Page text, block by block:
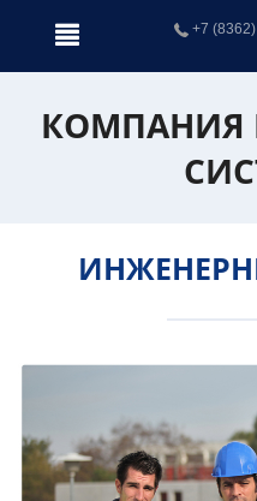
+7
КОМПАНИЯ